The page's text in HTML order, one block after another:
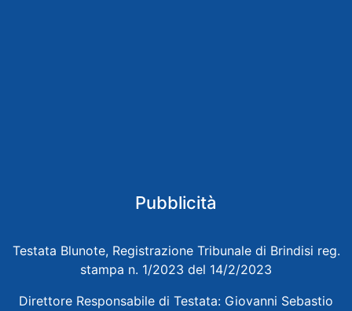
Pubblicità
Testata Blunote, Registrazione Tribunale di Brindisi reg.
stampa n. 1/2023 del 14/2/2023
Direttore Responsabile di Testata: Giovanni Sebastio